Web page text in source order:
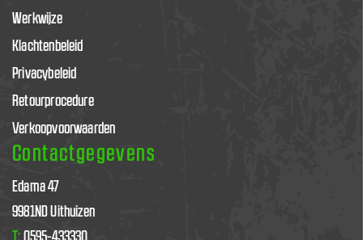
Werkwijze
Klachtenbeleid
Privacybeleid
Retourprocedure
Verkoopvoorwaarden
Contactgegevens
Edama 47
9981ND Uithuizen
T: 0595-433330